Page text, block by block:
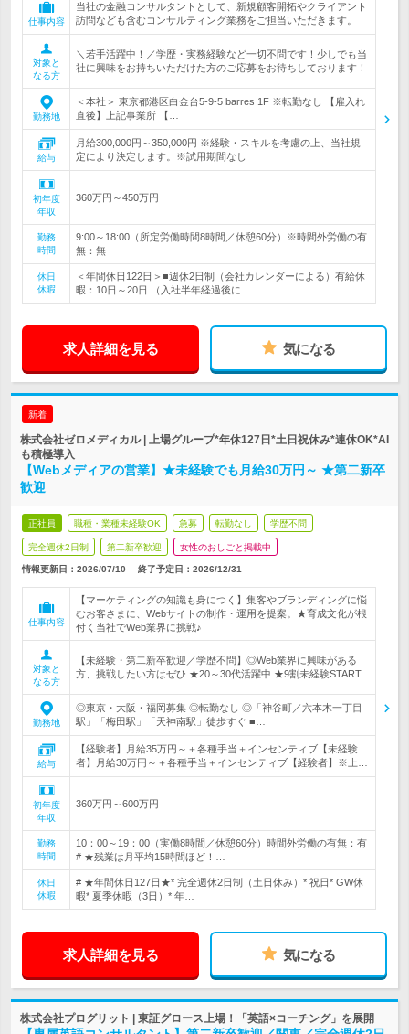
仕事内容
当社の金融コンサルタントとして、新規顧客開拓やクライアント
訪問なども含むコンサルティング業務をご担当いただきます。
対象と
なる方
＼若手活躍中！／学歴・実務経験など一切不問です！少しでも当
社に興味をお持ちいただけた方のご応募をお待ちしております！
勤務地
＜本社＞ 東京都港区白金台5-9-5 barres 1F ※転勤なし 【雇入れ
直後】上記事業所 【…
給与
月給300,000円～350,000円 ※経験・スキルを考慮の上、当社規
定により決定します。※試用期間なし
初年度
年収
360万円～450万円
勤務
時間
9:00～18:00（所定労働時間8時間／休憩60分）※時間外労働の有
無：無
休日
休暇
＜年間休日122日＞■週休2日制（会社カレンダーによる）有給休
暇：10日～20日 （入社半年経過後に…
求人詳細を見る 気になる
新着
株式会社ゼロメディカル | 上場グループ*年休127日*土日祝休み*連休OK*AI
も積極導入
【Webメディアの営業】★未経験でも月給30万円～ ★第二新卒
歓迎
正社員 職種・業種未経験OK 急募 転勤なし 学歴不問
完全週休2日制 第二新卒歓迎 女性のおしごと掲載中
情報更新日：2026/07/10 終了予定日： 2026/12/31
仕事内容
【マーケティングの知識も身につく】集客やブランディングに悩
むお客さまに、Webサイトの制作・運用を提案。★育成文化が根
付く当社でWeb業界に挑戦♪
対象と
なる方
【未経験・第二新卒歓迎／学歴不問】◎Web業界に興味がある
方、挑戦したい方はぜひ ★20～30代活躍中 ★9割未経験START
勤務地
◎東京・大阪・福岡募集 ◎転勤なし ◎「神谷町／六本木一丁目
駅」「梅田駅」「天神南駅」徒歩すぐ ■…
給与
【経験者】月給35万円～＋各種手当＋インセンティブ【未経験
者】月給30万円～＋各種手当＋インセンティブ【経験者】※上…
初年度
年収
360万円～600万円
勤務
時間
10：00～19：00（実働8時間／休憩60分）時間外労働の有無：有
# ★残業は月平均15時間ほど！…
休日
休暇
# ★年間休日127日★* 完全週休2日制（土日休み）* 祝日* GW休
暇* 夏季休暇（3日）* 年…
求人詳細を見る 気になる
株式会社プログリット | 東証グロース上場！「英語×コーチング」を展開